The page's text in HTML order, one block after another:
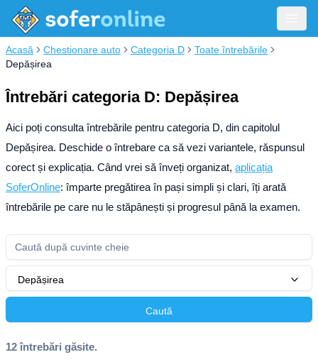
Acasă Chestionare auto Categoria D
Toate întrebările
Depășirea
Întrebări categoria D: Depășirea
Aici poți consulta întrebările pentru categoria D, din capitolul
Depășirea. Deschide o întrebare ca să vezi variantele, răspunsul
corect și explicația. Când vrei să înveți organizat, aplicația
SoferOnline: împarte pregătirea în pași simpli și clari, îți arată
întrebările pe care nu le stăpânești și progresul până la examen.
Depășirea
Caută
12 întrebări găsite.